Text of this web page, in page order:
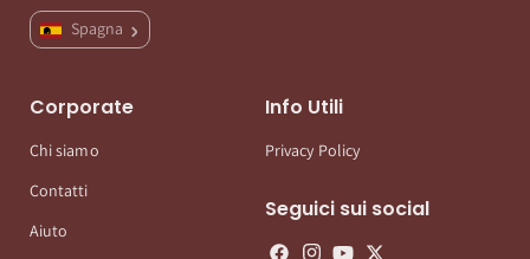
Spagna
Corporate
Chi siamo
Contatti
Aiuto
Info Utili
Privacy Policy
Seguici sui social